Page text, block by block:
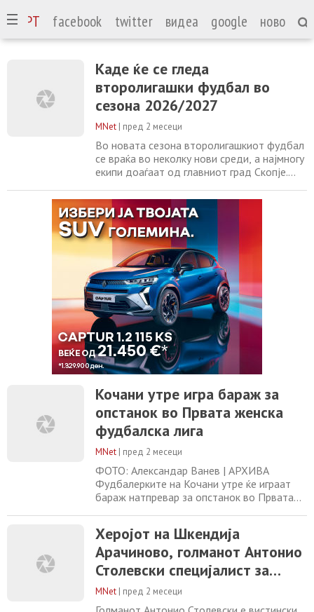
СПОРТ facebook twitter видеа google ново
Каде ќе се гледа
второлигашки фудбал во
сезона 2026/2027
MNet | пред 2 месеци
Во новата сезона второлигашкиот фудбал
се враќа во неколку нови среди, а најмногу
екипи доаѓаат од главниот град Скопје.
лига за сезона 2026/2027 е поинаков во
однос на претходната сезона кога
најмногу екипи доаѓаат од Истокот, сега
тоа ќе изгледа поинаку. Од Скопје доаѓаат
екипите на Македонија ЃП, Работнички,
Кочани утре игра бараж за
опстанок во Првата женска
фудбалска лига
MNet | пред 2 месеци
ФОТО: Александар Ванев | АРХИВА
Фудбалерките на Кочани утре ќе играат
бараж натпревар за опстанок во Првата
Охрид, кој ќе бара враќање во елитата.
Екипата на Кочани минатата сезона стана
шампион во Втора лига и се врати во
прволигашкото друштво, но оваа сезона
повратникот не успеа да избори
Херојот на Шкендија
Арачиново, голманот Антонио
Столевски специјалист за
баражи: Три од три!
MNet | пред 2 месеци